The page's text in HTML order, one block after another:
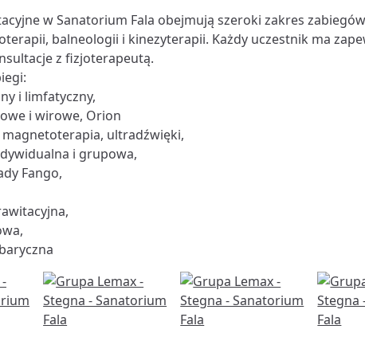
w Sanatorium Fala obejmują szeroki zakres
balneologii i kinezyterapii. Każdy uczestnik ma
z fizjoterapeutą.
i limfatyczny,
i wirowe, Orion
ultradźwięki,
i grupowa,
Fango,